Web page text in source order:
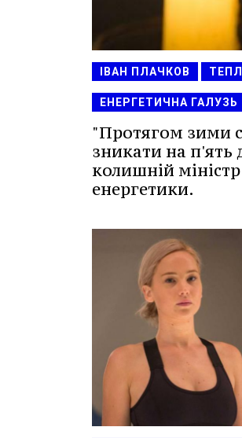
ІВАН ПЛАЧКОВ
ЕНЕРГЕТИЧНА ГАЛУЗЬ
"Протягом зими
зникати на п'ять
колишній
енергетики.